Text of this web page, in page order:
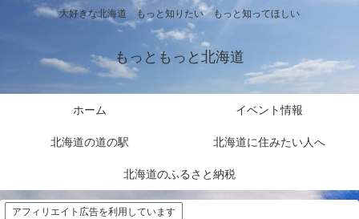
大好きな北海道 もっと知りたい もっと知ってほしい
もっともっと北海道
ホーム イベント情報
北海道の道の駅 北海道に住みたい人へ
北海道のふるさと納税
アフィリエイト広告を利用しています